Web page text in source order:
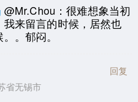
@Mr.Chou：很难想象当初
我来留言的时候，居然也
。郁闷。
省无锡市
回复